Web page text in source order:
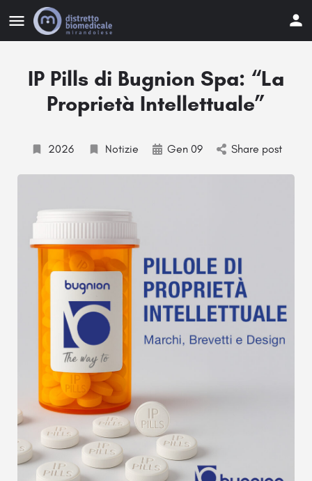
IP Pills di Bugnion Spa: “La
Proprietà Intellettuale”
2026 Notizie Gen 09 Share post